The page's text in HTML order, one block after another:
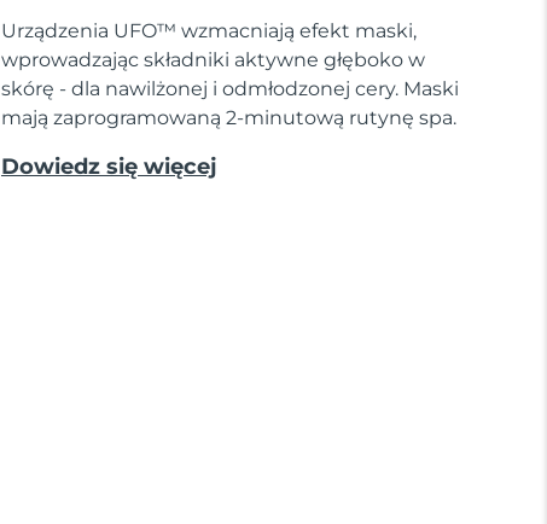
Urządzenia UFO™ wzmacniają efekt maski,
wprowadzając składniki aktywne głęboko w
skórę - dla nawilżonej i odmłodzonej cery. Maski
mają zaprogramowaną 2-minutową rutynę spa.
Dowiedz się więcej